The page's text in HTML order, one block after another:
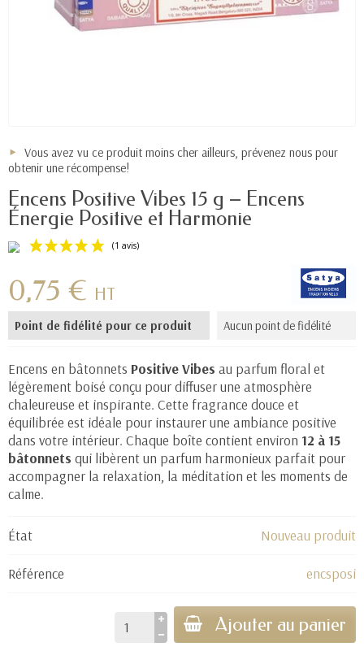
Vous avez vu ce produit moins cher ailleurs, prévenez nous pour
obtenir une récompense!
Encens Positive Vibes 15 g – Encens
Énergie Positive et Harmonie
0,75 € HT
Point de fidélité pour ce produit Aucun point de fidélité
Encens en bâtonnets Positive Vibes au parfum floral et
légèrement boisé conçu pour diffuser une atmosphère
chaleureuse et inspirante. Cette fragrance douce et
équilibrée est idéale pour instaurer une ambiance positive
dans votre intérieur. Chaque boîte contient environ 12 à 15
bâtonnets qui libèrent un parfum harmonieux parfait pour
accompagner la relaxation, la méditation et les moments de
calme.
État Nouveau produit
Référence encsposi
Ajouter au panier